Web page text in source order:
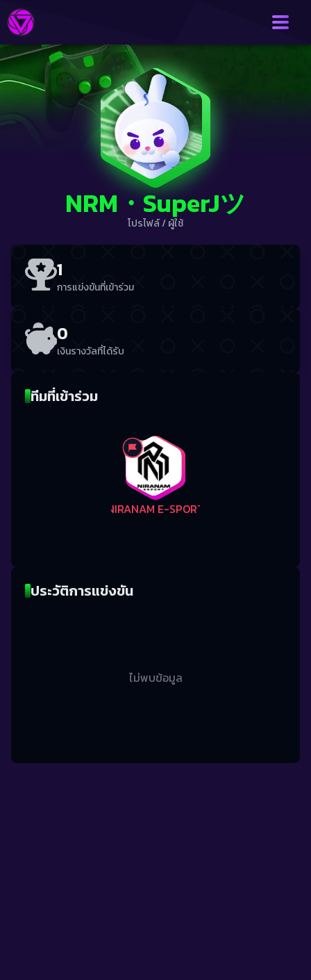
NRM・SuperJツ
โปรไฟล์/ผู้ใช้
1
การแข่งขันที่เข้าร่วม
0
เงินรางวัลที่ได้รับ
ทีมที่เข้าร่วม
NIRANAM E-SPORT
ประวัติการแข่งขัน
ไม่พบข้อมูล